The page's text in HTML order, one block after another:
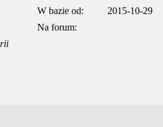
W bazie od:
2015-10-29
Na forum: